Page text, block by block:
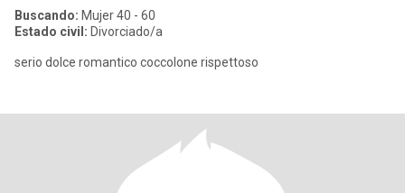
Buscando: Mujer 40 - 60
Estado civil: Divorciado/a
serio dolce romantico coccolone rispettoso